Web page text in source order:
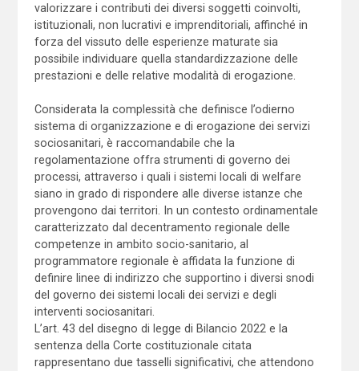
valorizzare i contributi dei diversi soggetti coinvolti,
istituzionali, non lucrativi e imprenditoriali, affinché in
forza del vissuto delle esperienze maturate sia
possibile individuare quella standardizzazione delle
prestazioni e delle relative modalità di erogazione.
Considerata la complessità che definisce l’odierno
sistema di organizzazione e di erogazione dei servizi
sociosanitari, è raccomandabile che la
regolamentazione offra strumenti di governo dei
processi, attraverso i quali i sistemi locali di welfare
siano in grado di rispondere alle diverse istanze che
provengono dai territori. In un contesto ordinamentale
caratterizzato dal decentramento regionale delle
competenze in ambito socio-sanitario, al
programmatore regionale è affidata la funzione di
definire linee di indirizzo che supportino i diversi snodi
del governo dei sistemi locali dei servizi e degli
interventi sociosanitari.
L’art. 43 del disegno di legge di Bilancio 2022 e la
sentenza della Corte costituzionale citata
rappresentano due tasselli significativi, che attendono